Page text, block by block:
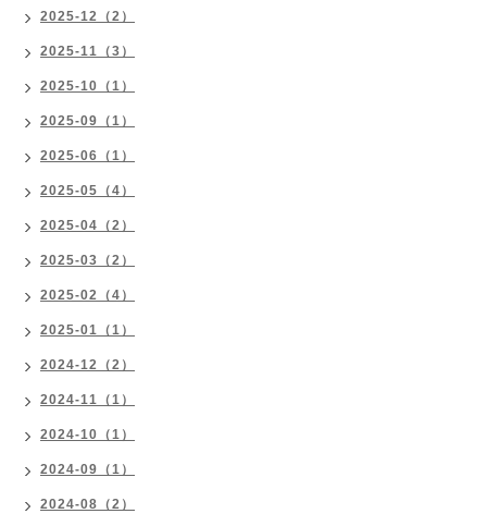
2025-12（2）
2025-11（3）
2025-10（1）
2025-09（1）
2025-06（1）
2025-05（4）
2025-04（2）
2025-03（2）
2025-02（4）
2025-01（1）
2024-12（2）
2024-11（1）
2024-10（1）
2024-09（1）
2024-08（2）